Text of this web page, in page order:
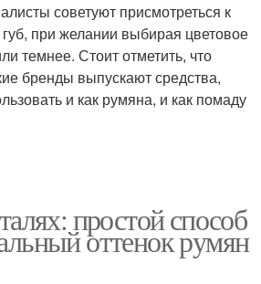
советуют присмотреться к
при желании выбирая цветовое
темнее. Стоит отметить, что
бренды выпускают средства,
и как румяна, и как помаду
простой способ
оттенок румян